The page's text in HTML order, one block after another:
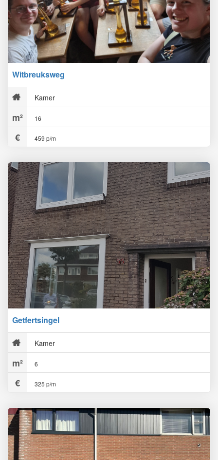
Witbreuksweg
Kamer
16
459 p/m
Getfertsingel
Kamer
6
325 p/m